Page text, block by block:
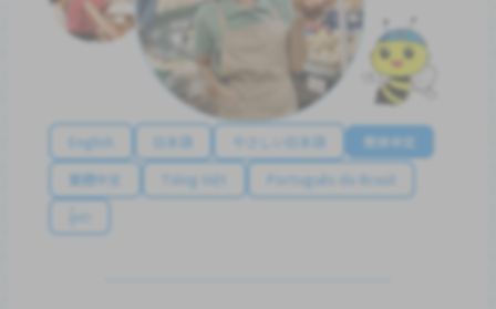
English 日本語 やさしい日本語
简体中文
繁體中文
Tiếng Việt
Português do Brasil
န်မာ